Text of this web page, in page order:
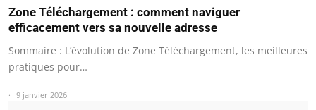
Zone Téléchargement : comment naviguer
efficacement vers sa nouvelle adresse
Sommaire : L’évolution de Zone Téléchargement, les meilleures
pratiques pour…
9 janvier 2026